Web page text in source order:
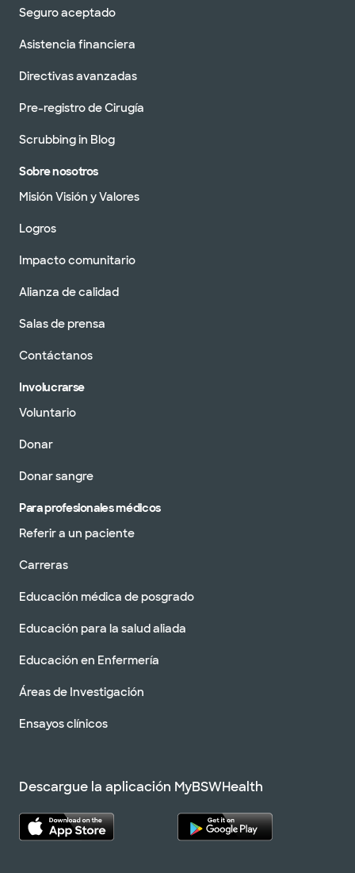
Seguro aceptado
Asistencia financiera
Directivas avanzadas
Pre-registro de Cirugía
Scrubbing in Blog
Sobre nosotros
Misión Visión y Valores
Logros
Impacto comunitario
Alianza de calidad
Salas de prensa
Contáctanos
Involucrarse
Voluntario
Donar
Donar sangre
Para profesionales médicos
Referir a un paciente
Carreras
Educación médica de posgrado
Educación para la salud aliada
Educación en Enfermería
Áreas de Investigación
Ensayos clínicos
Descargue la aplicación MyBSWHealth